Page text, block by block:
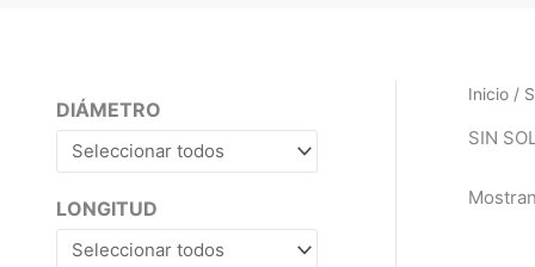
DIÁMETRO
LONGITUD
Inicio/
SIN